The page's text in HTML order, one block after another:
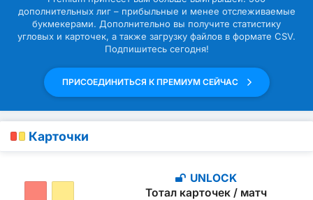
дополнительных лиг – прибыльные и менее отслеживаемые
букмекерами. Дополнительно вы получите статистику
угловых и карточек, а также загрузку файлов в формате CSV.
Подпишитесь сегодня!
ПРИСОЕДИНИТЬСЯ К ПРЕМИУМ СЕЙЧАС
Карточки
UNLOCK
Тотал карточек / матч